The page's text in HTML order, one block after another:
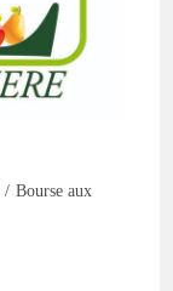
/ Bourse aux